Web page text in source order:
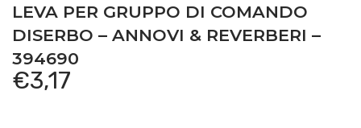
LEVA PER GRUPPO DI COMANDO
DISERBO – ANNOVI & REVERBERI –
394690
€3,17